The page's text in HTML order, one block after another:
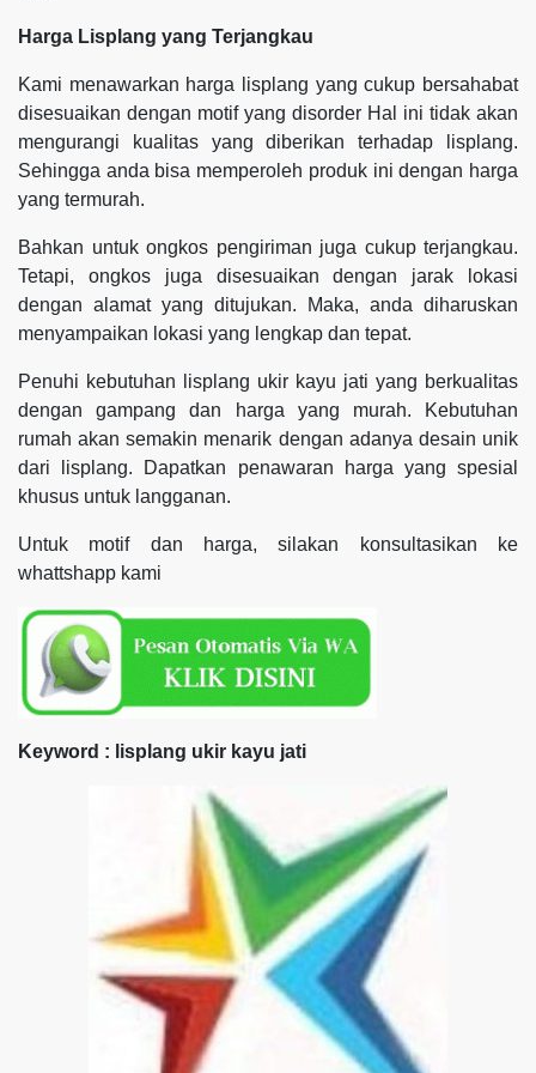
Harga Lisplang yang Terjangkau
Kami menawarkan harga lisplang yang cukup bersahabat
disesuaikan dengan motif yang disorder Hal ini tidak akan
mengurangi kualitas yang diberikan terhadap lisplang.
Sehingga anda bisa memperoleh produk ini dengan harga
yang termurah.
Bahkan untuk ongkos pengiriman juga cukup terjangkau.
Tetapi, ongkos juga disesuaikan dengan jarak lokasi
dengan alamat yang ditujukan. Maka, anda diharuskan
menyampaikan lokasi yang lengkap dan tepat.
Penuhi kebutuhan lisplang ukir kayu jati yang berkualitas
dengan gampang dan harga yang murah. Kebutuhan
rumah akan semakin menarik dengan adanya desain unik
dari lisplang. Dapatkan penawaran harga yang spesial
khusus untuk langganan.
Untuk motif dan harga, silakan konsultasikan ke
whattshapp kami
Keyword : lisplang ukir kayu jati